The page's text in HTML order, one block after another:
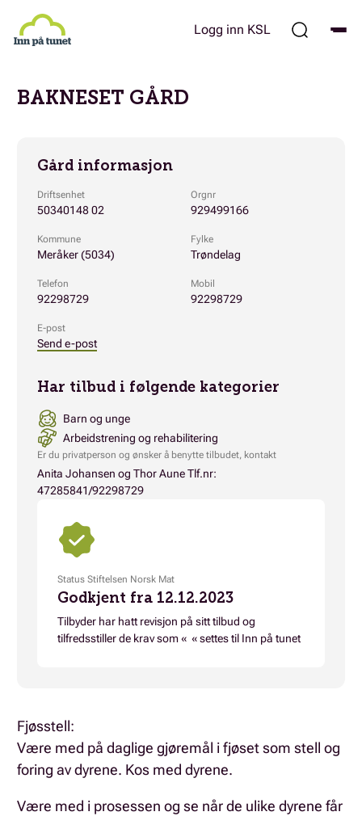
hovedinnhold
Logg inn KSL
BAKNESET GÅRD
Gård informasjon
Driftsenhet
50340148 02
Orgnr
929499166
Kommune
Meråker (5034)
Fylke
Trøndelag
Telefon
92298729
Mobil
92298729
E-post
Send e-post
Har tilbud i følgende kategorier
Barn og unge
Arbeidstrening og rehabilitering
Er du privatperson og ønsker å benytte tilbudet, kontakt
Anita Johansen og Thor Aune Tlf.nr:
47285841/92298729
Status Stiftelsen Norsk Mat
Godkjent fra 12.12.2023
Tilbyder har hatt revisjon på sitt tilbud og
tilfredsstiller de krav som « « settes til Inn på tunet
Fjøsstell:
Være med på daglige gjøremål i fjøset som stell og
foring av dyrene. Kos med dyrene.
Være med i prosessen og se når de ulike dyrene får